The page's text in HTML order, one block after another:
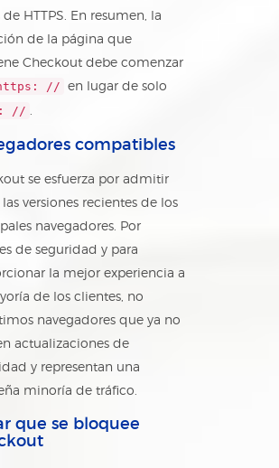
de HTTPS. En resumen, la
de la página que
Checkout debe comenzar
// en lugar de solo
//
compatibles
se esfuerza por admitir
versiones recientes de los
navegadores. Por
de seguridad y para
la mejor experiencia a
de los clientes, no
navegadores que ya no
actualizaciones de
y representan una
minoría de tráfico.
que se bloquee